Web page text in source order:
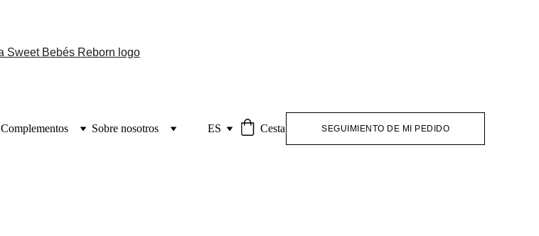
Complementos Sobre nosotros ES Cesta SEGUIMIENTO DE MI PEDIDO